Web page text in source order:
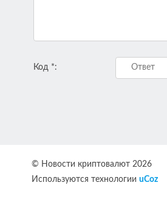
Код *:
© Новости криптовалют 2026
Используются технологии uCoz